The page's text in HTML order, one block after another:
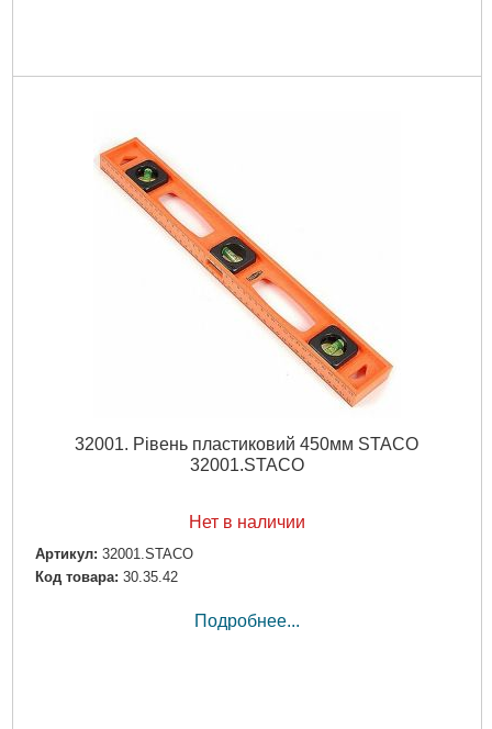
32001. Рівень пластиковий 450мм STACO
32001.STACO
Нет в наличии
Артикул: 32001.STACO
Код товара: 30.35.42
Подробнее...